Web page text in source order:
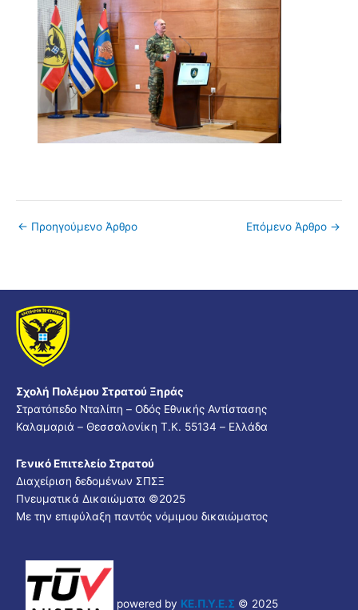
← Προηγούμενο Άρθρο Επόμενο Άρθρο →
Σχολή Πολέμου Στρατού Ξηράς
Στρατόπεδο Νταλίπη – Οδός Εθνικής Αντίστασης
Καλαμαριά – Θεσσαλονίκη Τ.Κ. 55134 – Ελλάδα
Γενικό Επιτελείο Στρατού
Διαχείριση δεδομένων ΣΠΣΞ
Πνευματικά Δικαιώματα ©2025
Με την επιφύλαξη παντός νόμιμου δικαιώματος
powered by ΚΕ.Π.Υ.Ε.Σ © 2025